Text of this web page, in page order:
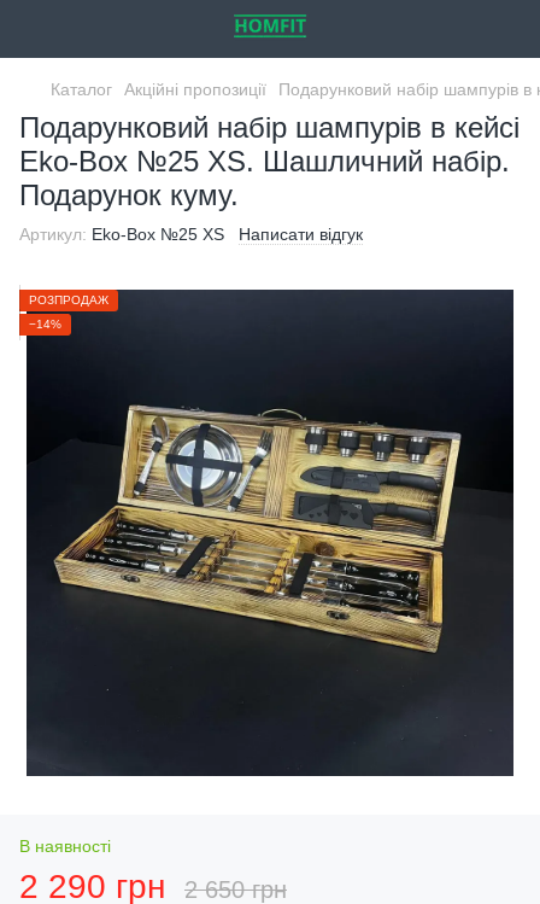
Каталог Акційні пропозиції Подарунковий набір шампурів
Подарунковий набір шампурів в кейсі
Eko-Box №25 XS. Шашличний набір.
Подарунок куму.
Артикул: Eko-Box №25 XS Написати відгук
РОЗПРОДАЖ
−14%
В наявності
2 290 грн 2 650 грн